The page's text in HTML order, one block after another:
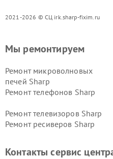
2021-2026 © СЦ irk.sharp-fixim.ru
Мы ремонтируем
Ремонт микроволновых
печей Sharp
Ремонт телефонов Sharp
Ремонт телевизоров Sharp
Ремонт ресиверов Sharp
Контакты сервис